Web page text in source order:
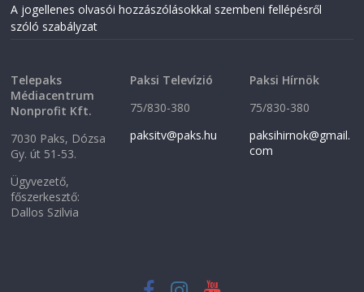
A jogellenes olvasói hozzászólásokkal szembeni fellépésről
szóló szabályzat
Telepaks
Médiacentrum
Nonprofit Kft.
7030 Paks, Dózsa
Gy. út 51-53.
Ügyvezető,
főszerkesztő:
Dallos Szilvia
Paksi Televízió
75/830-380
paksitv@paks.hu
Paksi Hírnök
75/830-380
paksihirnok@gmail.
com